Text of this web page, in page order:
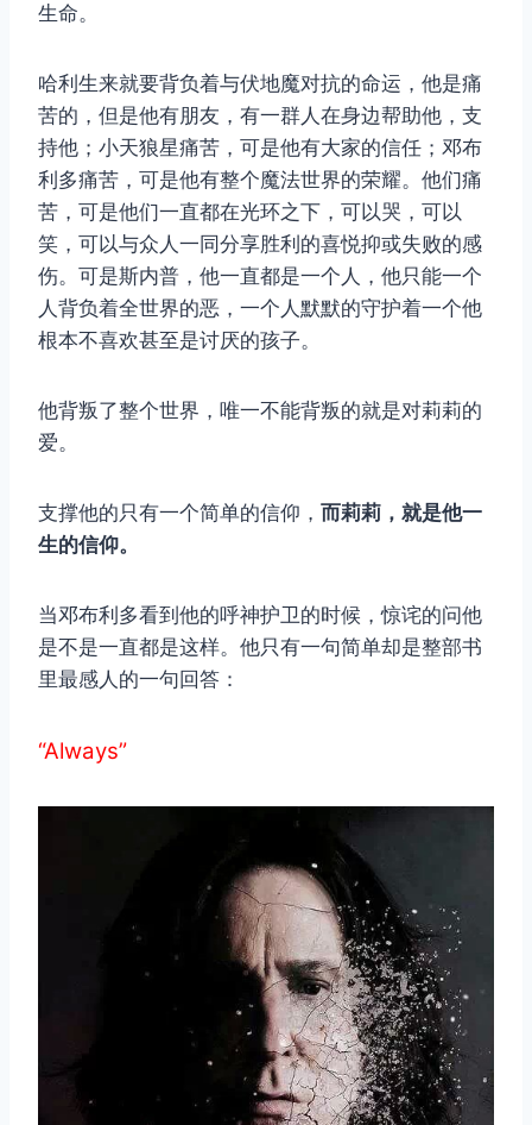
生命。
哈利生来就要背负着与伏地魔对抗的命运，他是痛
苦的，但是他有朋友，有一群人在身边帮助他，支
持他；小天狼星痛苦，可是他有大家的信任；邓布
利多痛苦，可是他有整个魔法世界的荣耀。他们痛
苦，可是他们一直都在光环之下，可以哭，可以
笑，可以与众人一同分享胜利的喜悦抑或失败的感
伤。可是斯内普，他一直都是一个人，他只能一个
人背负着全世界的恶，一个人默默的守护着一个他
根本不喜欢甚至是讨厌的孩子。
他背叛了整个世界，唯一不能背叛的就是对莉莉的
爱。
支撑他的只有一个简单的信仰， 而莉莉，就是他一
生的信仰。
当邓布利多看到他的呼神护卫的时候，惊诧的问他
是不是一直都是这样。他只有一句简单却是整部书
里最感人的一句回答：
“Always”